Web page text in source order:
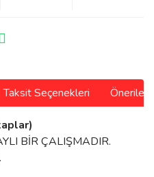
Taksit Seçenekleri
BİR ÇALIŞMADIR.